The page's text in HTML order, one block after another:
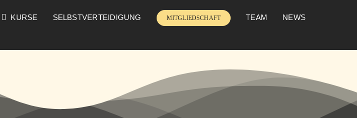
KURSE SELBSTVERTEIDIGUNG MITGLIEDSCHAFT TEAM NEWS